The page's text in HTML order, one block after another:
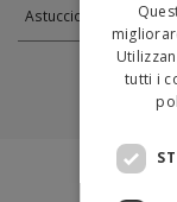
Astuccio
tutti i